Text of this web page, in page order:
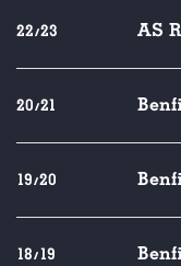
22/23 AS
20/21
19/20
18/19